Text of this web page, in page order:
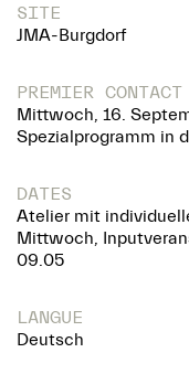
SITE
JMA-Burgdorf
PREMIER CONTACT
Mittwoch, 16.
Spezialprogramm in
DATES
Atelier mit
Mittwoch,
09.05
LANGUE
Deutsch